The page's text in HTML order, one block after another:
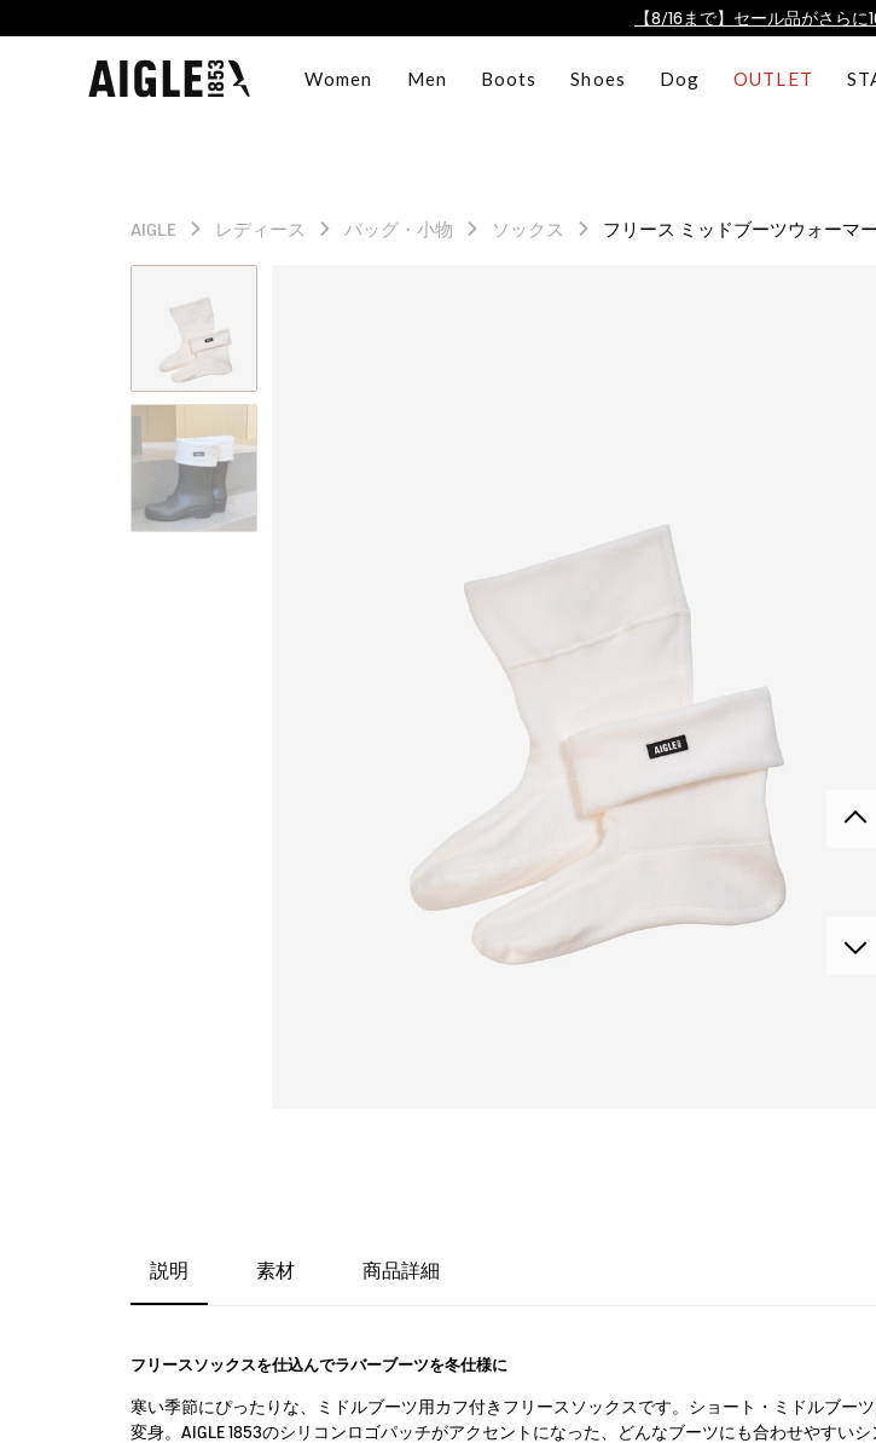
【最大50%OFF】FINAL SALEが
AIGLE CLUB ポイントサービス終
AIGLE CLUB ポイントサービス終了
Women Men Boots Shoes Dog OUTLET
AIGLE レディース バッグ・小物 ソックス フリース ミッドブーツウォーマー
説明 素材 商品詳細
フリースソックスを仕込んでラバーブーツを冬仕様に
寒い季節にぴったりな、ミドルブーツ用カフ付きフリースソックスです。ショート・ミドルブー
変身。AIGLE 1853のシリコンロゴパッチがアクセントになった、どんなブーツにも合わせやすいシ